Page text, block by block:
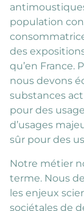
population
des
qu’en France.
nous devons
substances
pour des
d’usages
sûr pour des
Notre métier
terme. Nous
les enjeux
sociétales de